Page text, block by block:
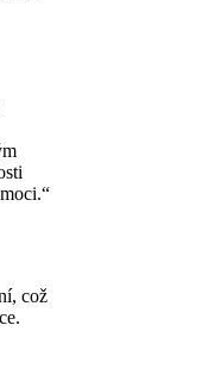
což